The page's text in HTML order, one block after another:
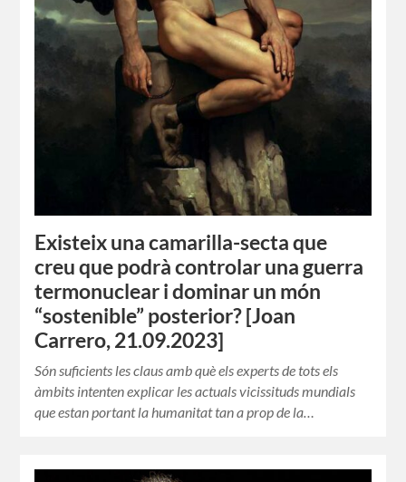
Existeix una camarilla-secta que
creu que podrà controlar una guerra
termonuclear i dominar un món
“sostenible” posterior? [Joan
Carrero, 21.09.2023]
Són suficients les claus amb què els experts de tots els
àmbits intenten explicar les actuals vicissituds mundials
que estan portant la humanitat tan a prop de la…